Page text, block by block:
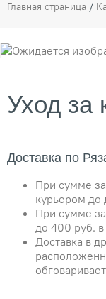
Главная страница /
Уход за
Доставка по
При сумме
курьером до
При сумме
до 400 руб. в
Доставка в